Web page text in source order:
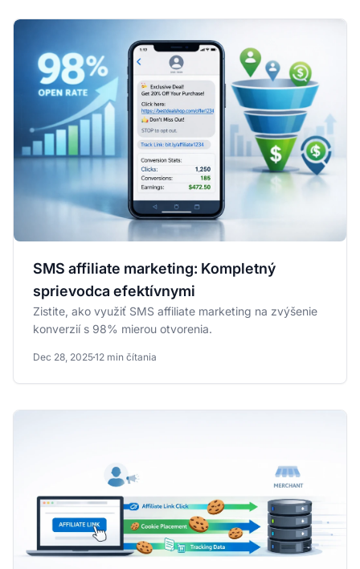
SMS affiliate marketing: Kompletný
sprievodca efektívnymi
Zistite, ako využiť SMS affiliate marketing na zvýšenie
konverzií s 98% mierou otvorenia.
Dec 28, 202512 min čítania